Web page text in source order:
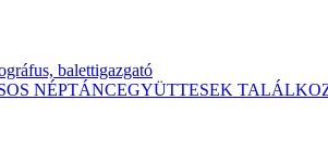
balettigazgató
NÉPTÁNCEGYÜTTESEK